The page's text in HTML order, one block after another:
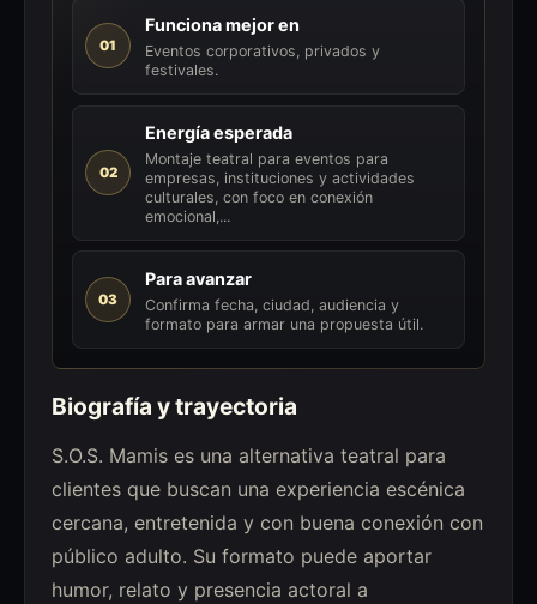
01
Funciona mejor en
Eventos corporativos, privados y
festivales.
02
Energía esperada
Montaje teatral para eventos para
empresas, instituciones y actividades
culturales, con foco en conexión
emocional,...
03
Para avanzar
Confirma fecha, ciudad, audiencia y
formato para armar una propuesta útil.
Biografía y trayectoria
S.O.S. Mamis es una alternativa teatral para
clientes que buscan una experiencia escénica
cercana, entretenida y con buena conexión con
público adulto. Su formato puede aportar
humor, relato y presencia actoral a